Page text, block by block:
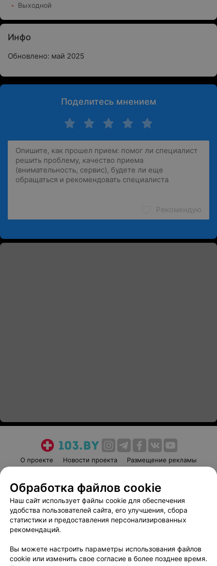
Выходной
Инфо
Обновлено: май 2025
Поделитесь мнением
Рекомендую
О проекте Новости проекта
Размещение рекламы
Пользовательское соглашение
Способы оплаты
Вакансии
Партнеры
Написать руководителю 103.by
Обработка персональных данных
Обработка файлов cookie
Наш сайт использует файлы cookie для обеспечения
удобства пользователей сайта, его улучшения, сбора
статистики и предоставления персонализированных
рекомендаций.
Вы можете настроить параметры использования файлов
cookie или изменить свое согласие в более позднее время.